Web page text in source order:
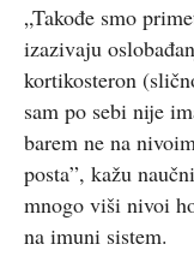
„Takođe smo
izazivaju
kortikosteron
sam po sebi nije
barem ne na
posta”, kažu
mnogo viši nivoi
na imuni sistem.